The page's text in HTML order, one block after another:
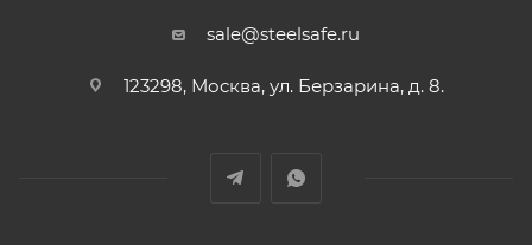
sale@steelsafe.ru
123298, Москва, ул. Берзарина, д. 8.